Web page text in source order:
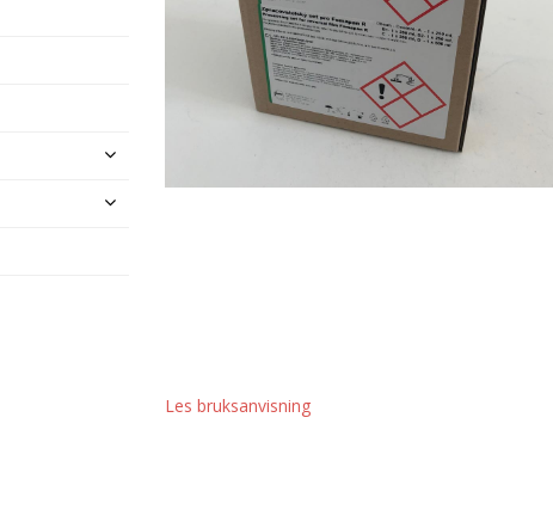
Les bruksanvisning